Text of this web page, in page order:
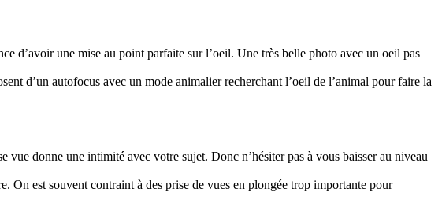
d’avoir une mise au point parfaite sur l’oeil. Une très belle photo avec un oeil pas
d’un autofocus avec un mode animalier recherchant l’oeil de l’animal pour faire la
donne une intimité avec votre sujet. Donc n’hésiter pas à vous baisser au niveau
On est souvent contraint à des prise de vues en plongée trop importante pour